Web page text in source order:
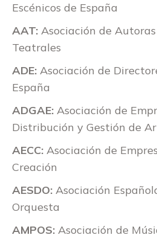
Escénicos de España
AAT: Asociación de
Teatrales
ADE: Asociación de
España
ADGAE: Asociación de
Distribución y Gestión de
AECC: Asociación de
Creación
AESDO: Asociación
Orquesta
AMPOS: Asociación de